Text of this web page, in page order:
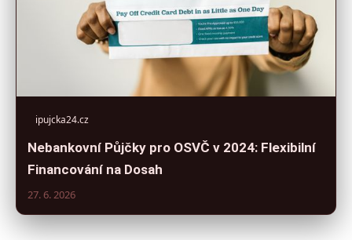
ipujcka24.cz
Nebankovní Půjčky pro OSVČ v 2024: Flexibilní
Financování na Dosah
27. 6. 2026